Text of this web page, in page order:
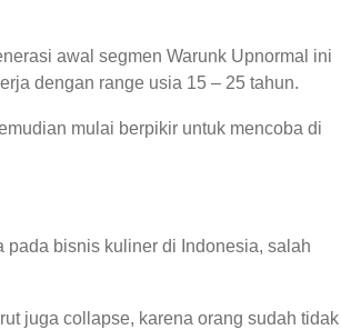
awal segmen Warunk Upnormal ini
dengan range usia 15 – 25 tahun.
mulai berpikir untuk mencoba di
pada bisnis kuliner di Indonesia, salah
juga collapse, karena orang sudah tidak